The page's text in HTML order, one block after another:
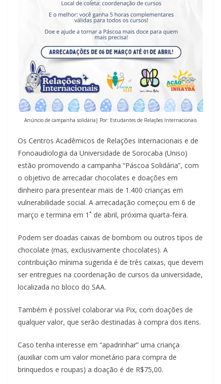
Anúncio de campanha solidária| Por: Estudantes de Relações Internacionais
Os Centros Acadêmicos de Relações Internacionais e de
Fonoaudiologia da Universidade de Sorocaba (Uniso)
estão promovendo a campanha “Páscoa Solidária”, com
o objetivo de arrecadar chocolates e doações em
dinheiro para presentear mais de 1.400 crianças em
vulnerabilidade social. A arrecadação começou em 6 de
março e termina em 1˚ de abril, próxima quarta-feira.
Podem ser doadas caixas de bombom ou outros tipos de
chocolate (mas, exclusivamente chocolates). A
contribuição mínima sugerida é de três caixas, que devem
ser entregues na coordenação de cursos da universidade,
localizada no bloco do SAA.
Também é possível colaborar via Pix, com doações de
qualquer valor, que serão destinadas à compra dos itens.
Caso tenha interesse em “apadrinhar” uma criança
(auxiliar com um valor monetário para compra de
brinquedos e roupas) a doação é de R$75,00.